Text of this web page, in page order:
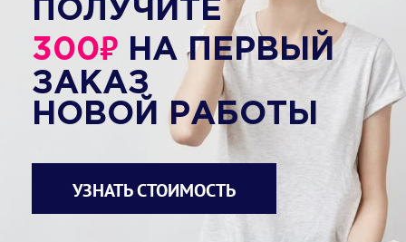
ПОЛУЧИТЕ
300₽ НА ПЕРВЫЙ
ЗАКАЗ
НОВОЙ РАБОТЫ
УЗНАТЬ СТОИМОСТЬ